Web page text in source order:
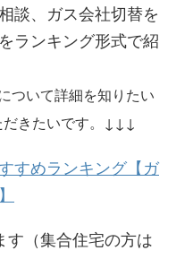
談、ガス会社切替を
ランキング形式で紹
ついて詳細を知りたい
だきたいです。↓↓↓
すめランキング【ガ
す（集合住宅の方は